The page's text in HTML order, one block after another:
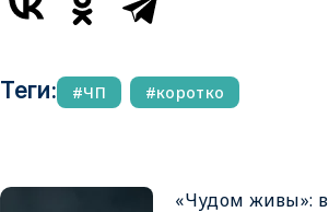
Теги: ЧП коротко
«Чудом живы»: в